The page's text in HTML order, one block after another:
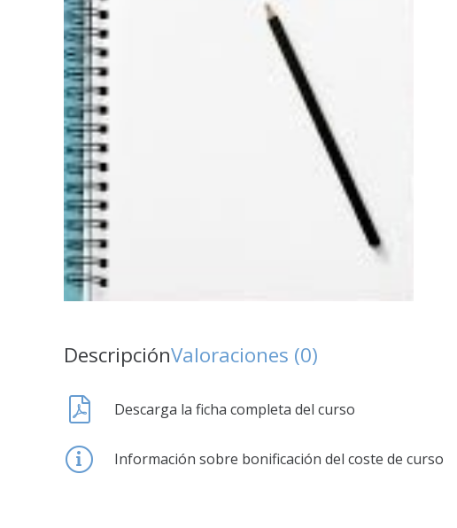
DescripciónValoraciones (0)
Descarga la ficha completa del curso
Información sobre bonificación del coste de curso